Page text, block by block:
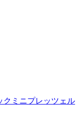
クミニプレッツェル